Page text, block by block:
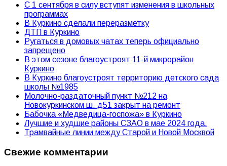
С 1 сентября в силу вступят изменения в школьных
программах
В Куркино сделали переразметку
ДТП в Куркино
Ругаться в домовых чатах теперь официально
запрещено
В этом сезоне благоустроят 11-й микрорайон
Куркино
В Куркино благоустроят территорию детского сада
школы №1985
Молочно-раздаточный пункт №212 на
Новокуркинском ш. д51 закрыт на ремонт
Бабочка «Медведица-госпожа» в Куркино
Лучшие и худшие районы СЗАО в мае 2024 года.
Трамвайные линии между Старой и Новой Москвой
Свежие комментарии